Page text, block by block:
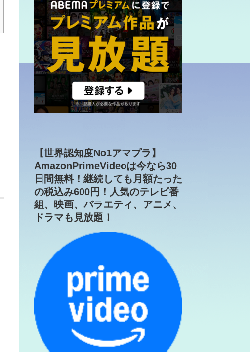
【世界認知度No1アマプラ】
AmazonPrimeVideoは今なら30
日間無料！継続しても月額たった
の税込み600円！人気のテレビ番
組、映画、バラエティ、アニメ、
ドラマも見放題！